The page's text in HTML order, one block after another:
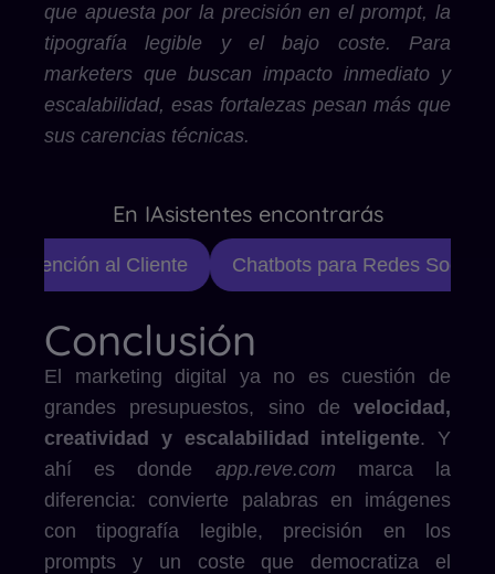
que apuesta por la precisión en el prompt, la
tipografía legible y el bajo coste. Para
marketers que buscan impacto inmediato y
escalabilidad, esas fortalezas pesan más que
sus carencias técnicas.
En IAsistentes encontrarás
al Cliente Chatbots para Redes Sociales
Conclusión
El marketing digital ya no es cuestión de
grandes presupuestos, sino de velocidad,
creatividad y escalabilidad inteligente. Y
ahí es donde app.reve.com marca la
diferencia: convierte palabras en imágenes
con tipografía legible, precisión en los
prompts y un coste que democratiza el